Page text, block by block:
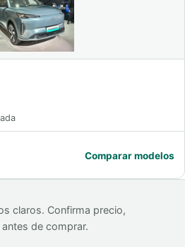
Comparar modelos
claros. Confirma precio,
de comprar.